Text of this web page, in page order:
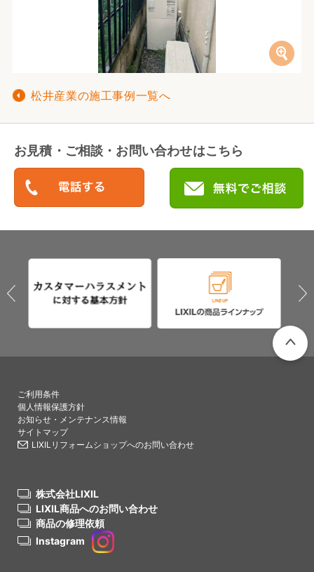
松井産業の施工事例一覧へ
お見積・ご相談・お問い合わせはこちら
ご利用条件
個人情報保護方針
お知らせ・メンテナンス情報
サイトマップ
LIXILリフォームショップへのお問い合わせ
株式会社LIXIL
LIXIL商品へのお問い合わせ
商品の修理依頼
Instagram